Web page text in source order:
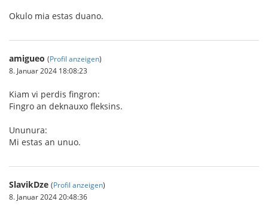
Okulo mia estas duano.
amigueo (Profil anzeigen)
8. Januar 2024 18:08:23
Kiam vi perdis fingron:
Fingro an deknauxo fleksins.
Ununura:
Mi estas an unuo.
SlavikDze (Profil anzeigen)
8. Januar 2024 20:48:36